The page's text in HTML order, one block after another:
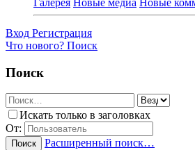
Галерея Новые медиа Новые
Вход Регистрация
Что нового? Поиск
Поиск
Искать только в заголовках
От:
Поиск Расширенный поиск…